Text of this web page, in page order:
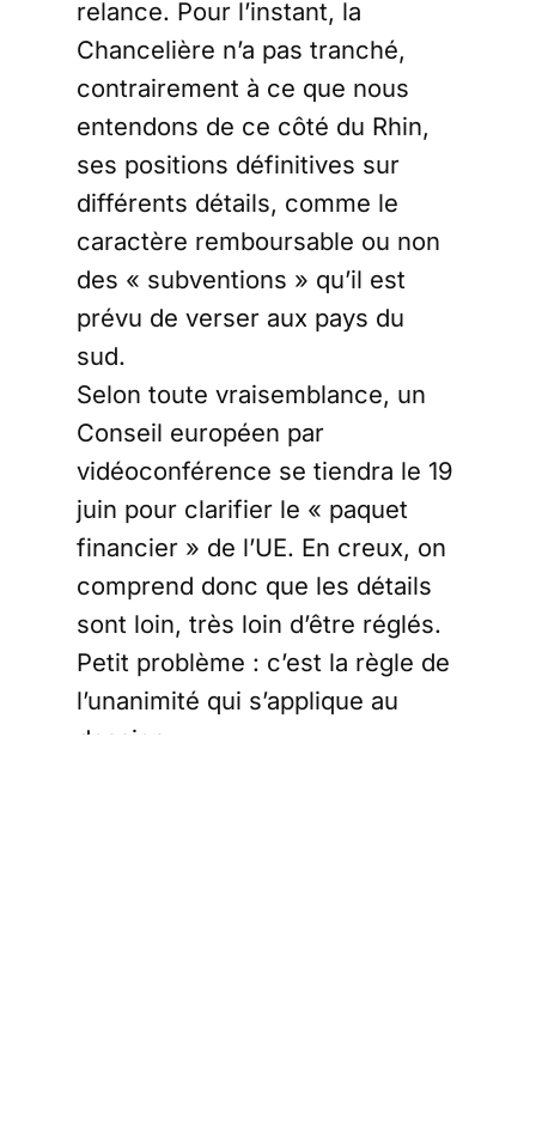
relance. Pour l’instant, la
Chancelière n’a pas tranché,
contrairement à ce que nous
entendons de ce côté du Rhin,
ses positions définitives sur
différents détails, comme le
caractère remboursable ou non
des « subventions » qu’il est
prévu de verser aux pays du
sud.
Selon toute vraisemblance, un
Conseil européen par
vidéoconférence se tiendra le 19
juin pour clarifier le « paquet
financier » de l’UE. En creux, on
comprend donc que les détails
sont loin, très loin d’être réglés.
Petit problème : c’est la règle de
l’unanimité qui s’applique au
dossier.